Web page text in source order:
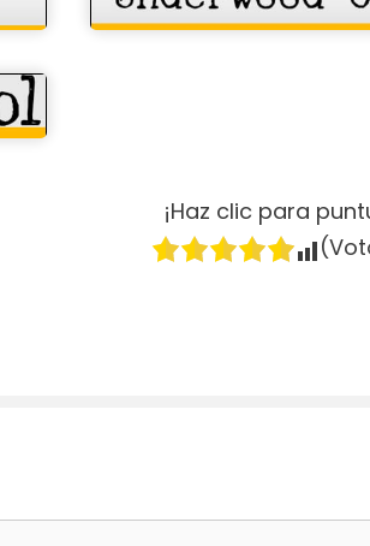
¡Haz clic para